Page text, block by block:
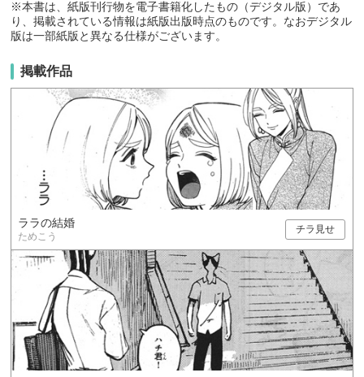
※本書は、紙版刊行物を電子書籍化したもの（デジタル版）であ
り、掲載されている情報は紙版出版時点のものです。なおデジタル
版は一部紙版と異なる仕様がございます。
掲載作品
ララの結婚
ためこう
チラ見せ